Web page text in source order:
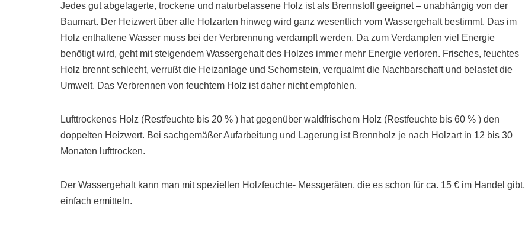
Jedes gut abgelagerte, trockene und naturbelassene Holz ist als Brennstoff geeignet – unabhängig von der
Baumart. Der Heizwert über alle Holzarten hinweg wird ganz wesentlich vom Wassergehalt bestimmt. Das im
Holz enthaltene Wasser muss bei der Verbrennung verdampft werden. Da zum Verdampfen viel Energie
benötigt wird, geht mit steigendem Wassergehalt des Holzes immer mehr Energie verloren. Frisches, feuchtes
Holz brennt schlecht, verrußt die Heizanlage und Schornstein, verqualmt die Nachbarschaft und belastet die
Umwelt. Das Verbrennen von feuchtem Holz ist daher nicht empfohlen.
Lufttrockenes Holz (Restfeuchte bis 20 % ) hat gegenüber waldfrischem Holz (Restfeuchte bis 60 % ) den
doppelten Heizwert. Bei sachgemäßer Aufarbeitung und Lagerung ist Brennholz je nach Holzart in 12 bis 30
Monaten lufttrocken.
Der Wassergehalt kann man mit speziellen Holzfeuchte- Messgeräten, die es schon für ca. 15 € im Handel gibt,
einfach ermitteln.